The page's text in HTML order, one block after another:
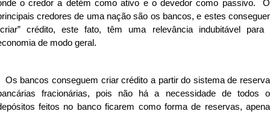
o credor a detém como ativo e o devedor como passivo.
credores de uma nação são os bancos, e estes
crédito, este fato, têm uma relevância indubitável para
de modo geral.
bancos conseguem criar crédito a partir do sistema de
fracionárias, pois não há a necessidade de todos
feitos no banco ficarem como forma de reservas,